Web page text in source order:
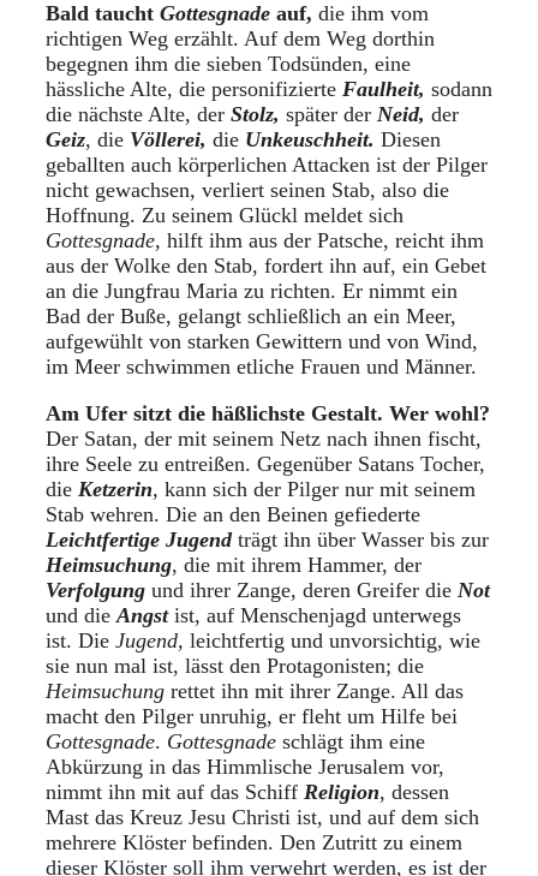
Bald taucht Gottesgnade auf, die ihm vom
richtigen Weg erzählt. Auf dem Weg dorthin
begegnen ihm die sieben Todsünden, eine
hässliche Alte, die personifizierte Faulheit, sodann
die nächste Alte, der Stolz, später der Neid, der
Geiz, die Völlerei, die Unkeuschheit. Diesen
geballten auch körperlichen Attacken ist der Pilger
nicht gewachsen, verliert seinen Stab, also die
Hoffnung. Zu seinem Glückl meldet sich
Gottesgnade, hilft ihm aus der Patsche, reicht ihm
aus der Wolke den Stab, fordert ihn auf, ein Gebet
an die Jungfrau Maria zu richten. Er nimmt ein
Bad der Buße, gelangt schließlich an ein Meer,
aufgewühlt von starken Gewittern und von Wind,
im Meer schwimmen etliche Frauen und Männer.
Am Ufer sitzt die häßlichste Gestalt. Wer wohl?
Der Satan, der mit seinem Netz nach ihnen fischt,
ihre Seele zu entreißen. Gegenüber Satans Tocher,
die Ketzerin, kann sich der Pilger nur mit seinem
Stab wehren. Die an den Beinen gefiederte
Leichtfertige Jugendträgt ihn über Wasser bis zur
Heimsuchung, die mit ihrem Hammer, der
Verfolgung und ihrer Zange, deren Greifer die Not
und dieAngst ist, auf Menschenjagd unterwegs
ist. Die Jugend, leichtfertig und unvorsichtig, wie
sie nun mal ist, lässt den Protagonisten; die
Heimsuchung rettet ihn mit ihrer Zange. All das
macht den Pilger unruhig, er fleht um Hilfe bei
Gottesgnade. Gottesgnade schlägt ihm eine
Abkürzung in das Himmlische Jerusalem vor,
nimmt ihn mit auf das Schiff Religion, dessen
Mast das Kreuz Jesu Christi ist, und auf dem sich
mehrere Klöster befinden. Den Zutritt zu einem
dieser Klöster soll ihm verwehrt werden, es ist der